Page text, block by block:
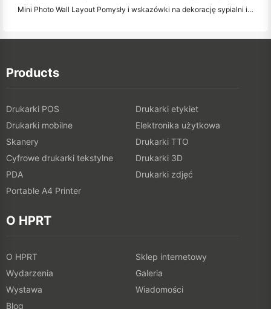
Mini Photo Wall Layout Pomysły i wskazówki na dekorację sypialni i dormitorium
Products
Drukarki POS
Drukarki etykiet
Drukarki mobilne
Elektronika użytkowa
Skanery
Drukarki TTO
Cyfrowe drukarki tekstylne
Drukarki 3D
PDA
Drukarki zdjęć
Portable A4 Printer
O HPRT
O HPRT
Sklep internetowy
Wydarzenia
Galeria
Wystawa
Wiadomości
Blog